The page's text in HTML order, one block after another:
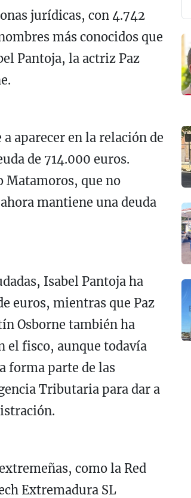
jurídicas, con 4.742
más conocidos que
Pantoja, la actriz Paz
.
a aparecer en la relación de
de 714.000 euros.
Matamoros, que no
mantiene una deuda
Isabel Pantoja ha
euros, mientras que Paz
Osborne también ha
el fisco, aunque todavía
forma parte de las
Tributaria para dar a
como la Red
Extremadura SL